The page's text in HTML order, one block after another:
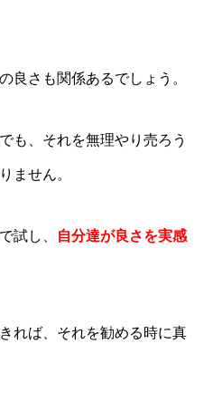
良さも関係あるでしょう。
も、それを無理やり売ろう
ません。
試し、 自分達が良さを実感
れば、それを勧める時に真